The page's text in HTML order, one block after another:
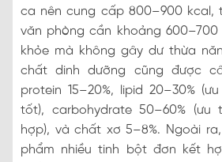
ca nên cung cấp 800–900 kcal,
văn phòng cần khoảng
khỏe mà không gây dư thừa
chất dinh dưỡng cũng được
protein 15–20%, lipid 20–30%
tốt), carbohydrate 50–60%
hợp), và chất xơ 5–8%. Ngoài
phẩm nhiều tinh bột đơn kết